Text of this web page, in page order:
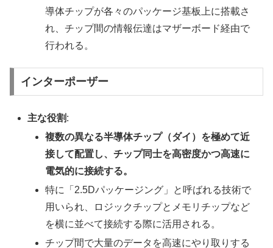
導体チップが各々のパッケージ基板上に搭載さ
れ、チップ間の情報伝達はマザーボード経由で
行われる。
インターポーザー
主な役割:
複数の異なる半導体チップ（ダイ）を極めて近
接して配置し、チップ同士を高密度かつ高速に
電気的に接続する。
特に「2.5Dパッケージング」と呼ばれる技術で
用いられ、ロジックチップとメモリチップなど
を横に並べて接続する際に活用される。
チップ間で大量のデータを高速にやり取りする